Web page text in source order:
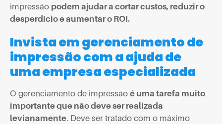
impressão podem ajudar a cortar custos, reduzir o
desperdício e aumentar o ROI.
Invista em gerenciamento de
impressão com a ajuda de
uma empresa especializada
O gerenciamento de impressão é uma tarefa muito
importante que não deve ser realizada
levianamente. Deve ser tratado com o máximo